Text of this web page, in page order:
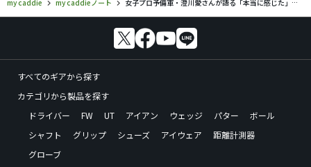
my caddie my caddieノート 女子プロ予備軍・澄川愛さんが語る「本当に感じた」ゴルフグリップの世界 最新エラストマーグリップインプレッション
すべてのギアから探す
カテゴリから製品を探す
ドライバー
FW UT アイアン ウェッジ パター
ボール
シャフト
グリップ シューズ アイウェア
距離計測器
グローブ